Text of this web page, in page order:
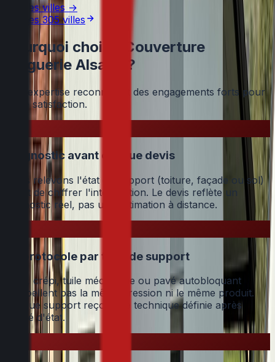
Voir les villes →
Voir les305villes
Pourquoi choisir
Couverture
Zinguerie Alsace
?
Une expertise reconnue et des engagements forts pour
votre satisfaction.
Diagnostic avant chaque devis
Nous relevons l'état du support (toiture, façade ou sol)
avant de chiffrer l'intervention. Le devis reflète un
diagnostic réel, pas une estimation à distance.
Un protocole par type de support
Grès, crépi, tuile mécanique ou pavé autobloquant
n'appellent pas la même pression ni le même produit.
Chaque support reçoit une technique définie après
relevé d'état.